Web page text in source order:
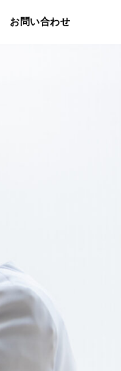
お問い合わせ